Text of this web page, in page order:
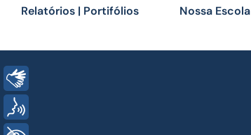
Relatórios | Portifólios Nossa Escola